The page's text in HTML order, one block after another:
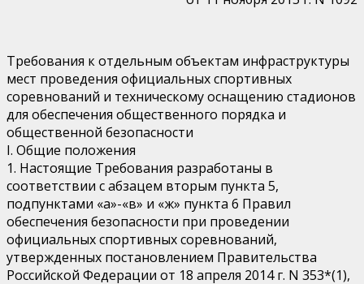
Требования к отдельным объектам инфраструктуры
мест проведения официальных спортивных
соревнований и техническому оснащению стадионов
для обеспечения общественного порядка и
общественной безопасности
I. Общие положения
1. Настоящие Требования разработаны в
соответствии с абзацем вторым пункта 5,
подпунктами «а»-«в» и «ж» пункта 6 Правил
обеспечения безопасности при проведении
официальных спортивных соревнований,
утвержденных постановлением Правительства
Российской Федерации от 18 апреля 2014 г. N 353*(1),